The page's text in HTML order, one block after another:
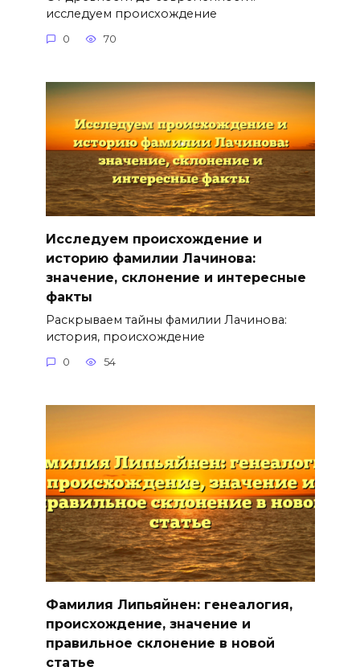
исследуем происхождение
0 70
Исследуем происхождение и
историю фамилии Лачинова:
значение, склонение и интересные
факты
Раскрываем тайны фамилии Лачинова:
история, происхождение
0 54
Фамилия Липьяйнен: генеалогия,
происхождение, значение и
правильное склонение в новой
статье